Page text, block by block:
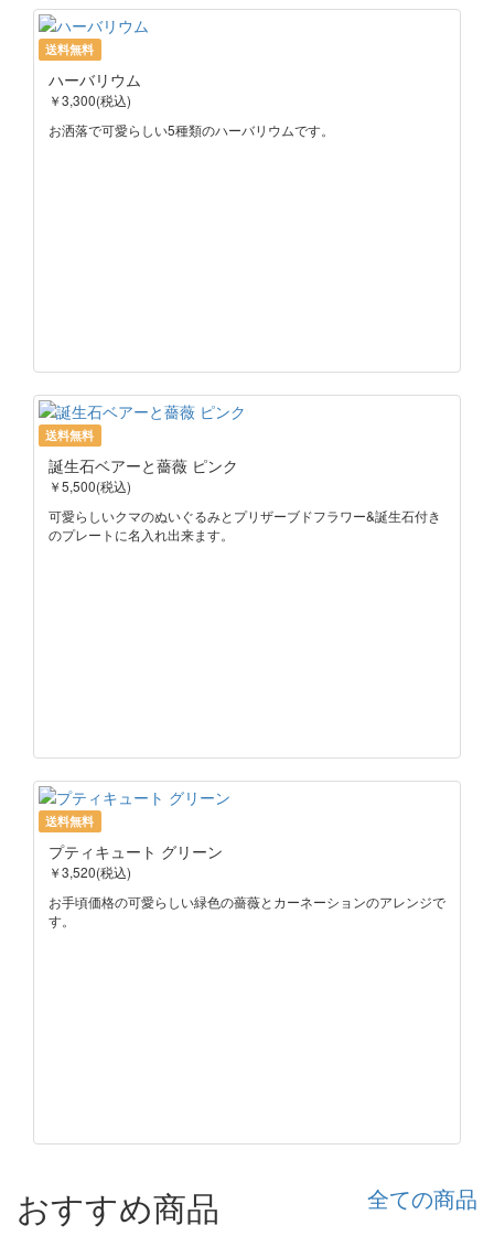
送料無料
ハーバリウム
￥3,300(税込)
お洒落で可愛らしい5種類のハーバリウムです。
送料無料
誕生石ベアーと薔薇 ピンク
￥5,500(税込)
可愛らしいクマのぬいぐるみとプリザーブドフラワー&誕生石付き
のプレートに名入れ出来ます。
送料無料
プティキュート グリーン
￥3,520(税込)
お手頃価格の可愛らしい緑色の薔薇とカーネーションのアレンジで
す。
おすすめ商品 全ての商品